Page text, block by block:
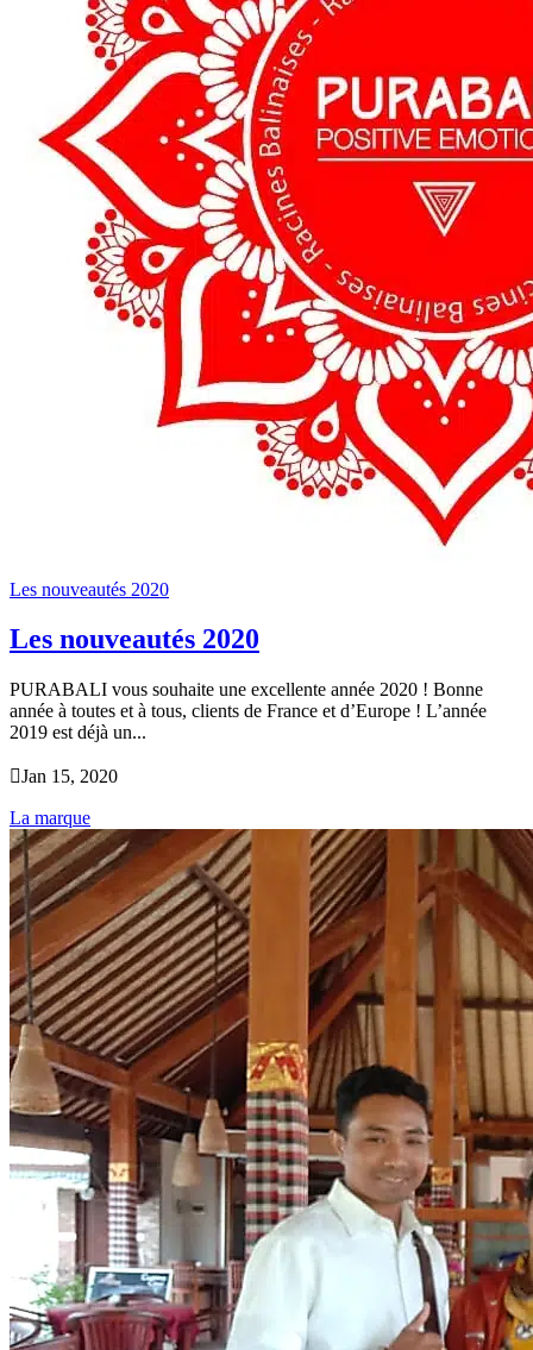
Les nouveautés 2020
Les nouveautés 2020
PURABALI vous souhaite une excellente année 2020 ! Bonne
année à toutes et à tous, clients de France et d’Europe ! L’année
2019 est déjà un...
Jan 15, 2020
La marque